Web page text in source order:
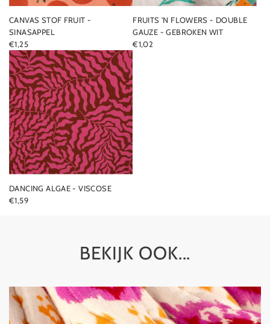
CANVAS STOF FRUIT -
SINASAPPEL
€1,25
FRUITS 'N FLOWERS - DOUBLE
GAUZE - GEBROKEN WIT
€1,02
DANCING ALGAE - VISCOSE
€1,59
BEKIJK OOK...